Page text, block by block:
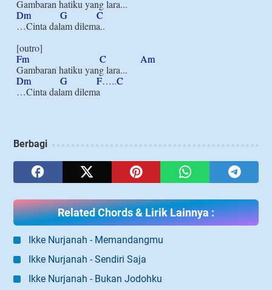
Dm
G
C
…Cinta dalam dilema..
Fm
C
Am
Dm
G F…..C
Berbagi
Related Chords & Lirik Lainnya :
Ikke Nurjanah - Memandangmu
Ikke Nurjanah - Sendiri Saja
Ikke Nurjanah - Bukan Jodohku